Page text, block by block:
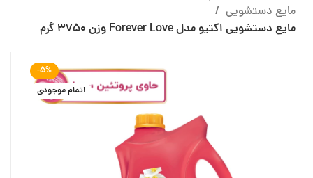
مایع دستشویی
مایع دستشویی اکتیو مدل Forever Love وزن 3750 گرم
-5%
اتمام موجودی